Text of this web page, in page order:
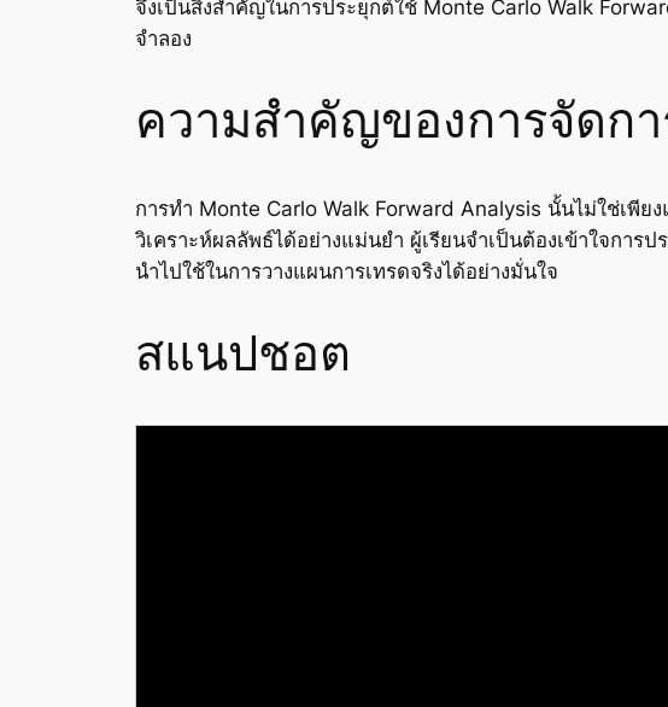
จึงเป็นสิ่งสำคัญในการประยุกต์ใช้ Monte Carlo Walk
จำลอง
ความสำคัญของการจัดก
การทำ Monte Carlo Walk Forward Analysis นั้นไม่ใช่เพี
วิเคราะห์ผลลัพธ์ได้อย่างแม่นยำ ผู้เรียนจำเป็นต้องเข้าใจกา
นำไปใช้ในการวางแผนการเทรดจริงได้อย่างมั่นใจ
สแนปชอต